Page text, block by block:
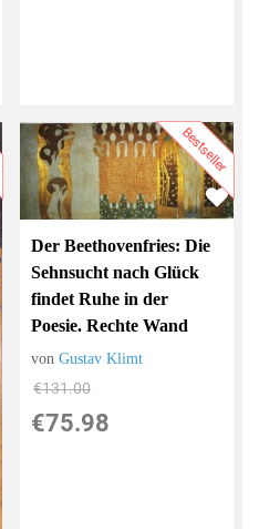
Bestseller
Der Beethovenfries: Die
Sehnsucht nach Glück
findet Ruhe in der
Poesie. Rechte Wand
vonGustav Klimt
€131.00
€75.98